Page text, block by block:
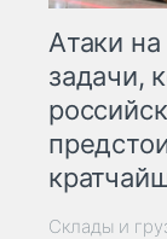
Атаки
задачи,
Склады и